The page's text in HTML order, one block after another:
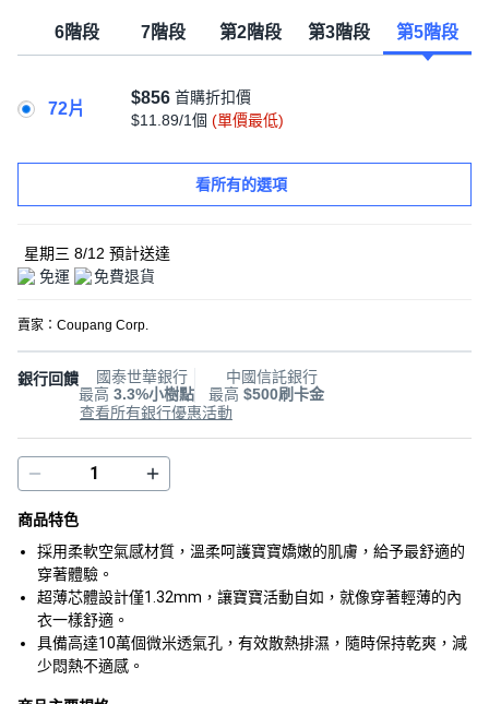
6階段 7階段 第2階段 第3階段 第5階段
72片
$856 首購折扣價
$11.89/1個 (單價最低)
看所有的選項
星期三 8/12 預計送達
免運
免費退貨
賣家： Coupang Corp.
銀行回饋
國泰世華銀行
最高 3.3%小樹點
中國信託銀行
最高 $500刷卡金
查看所有銀行優惠活動
商品特色
採用柔軟空氣感材質，溫柔呵護寶寶嬌嫩的肌膚，給予最舒適的
穿著體驗。
超薄芯體設計僅1.32mm，讓寶寶活動自如，就像穿著輕薄的內
衣一樣舒適。
具備高達10萬個微米透氣孔，有效散熱排濕，隨時保持乾爽，減
少悶熱不適感。